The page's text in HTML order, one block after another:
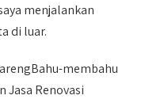
menjalankan
di luar.
Bahu-membahu
Jasa Renovasi